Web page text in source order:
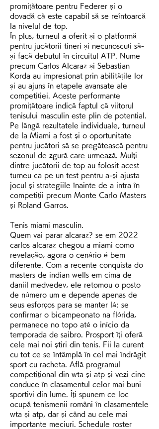
promițătoare pentru Federer și o
dovadă că este capabil să se reîntoarcă
la nivelul de top.
În plus, turneul a oferit și o platformă
pentru jucătorii tineri și necunoscuți să-
și facă debutul în circuitul ATP. Nume
precum Carlos Alcaraz și Sebastian
Korda au impresionat prin abilitățile lor
și au ajuns în etapele avansate ale
competiției. Aceste performanțe
promițătoare indică faptul că viitorul
tenisului masculin este plin de potențial.
Pe lângă rezultatele individuale, turneul
de la Miami a fost și o oportunitate
pentru jucători să se pregătească pentru
sezonul de zgură care urmează. Mulți
dintre jucătorii de top au folosit acest
turneu ca pe un test pentru a-și ajusta
jocul și strategiile înainte de a intra în
competiții precum Monte Carlo Masters
și Roland Garros.
Tenis miami masculin.
Quem vai parar alcaraz? se em 2022
carlos alcaraz chegou a miami como
revelação, agora o cenário é bem
diferente. Com a recente conquista do
masters de indian wells em cima de
daniil medvedev, ele retomou o posto
de número um e depende apenas de
seus esforços para se manter lá: se
confirmar o bicampeonato na flórida,
permanece no topo até o início da
temporada de saibro. Prosport îți oferă
cele mai noi știri din tenis. Fii la curent
cu tot ce se întâmplă în cel mai îndrăgit
sport cu racheta. Află programul
competițional din wta și atp și vezi cine
conduce în clasamentul celor mai buni
sportivi din lume. Îți spunem ce loc
ocupă tenismenii români în clasamentele
wta și atp, dar și când au cele mai
importante meciuri. Schedule roster